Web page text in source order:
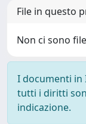
File in questo
Non ci sono
I documenti in
tutti i diritti
indicazione.